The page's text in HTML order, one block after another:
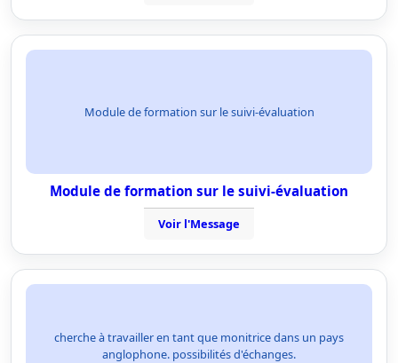
Module de formation sur le suivi-évaluation
Module de formation sur le suivi-évaluation
Voir l'Message
cherche à travailler en tant que monitrice dans un pays
anglophone. possibilités d'échanges.